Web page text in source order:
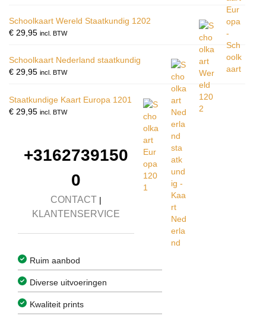
Schoolkaart Wereld Staatkundig 1202
€ 29,95 incl. BTW
Schoolkaart Nederland staatkundig
€ 29,95 incl. BTW
Staatkundige Kaart Europa 1201
€ 29,95 incl. BTW
+3162739150
0
CONTACT |
KLANTENSERVICE
Ruim aanbod
Diverse uitvoeringen
Kwaliteit prints